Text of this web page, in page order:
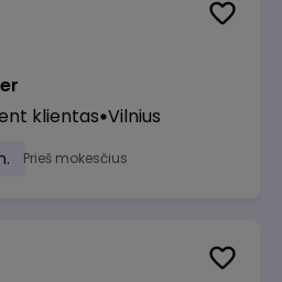
klientas Vilnius
Prieš mokesčius